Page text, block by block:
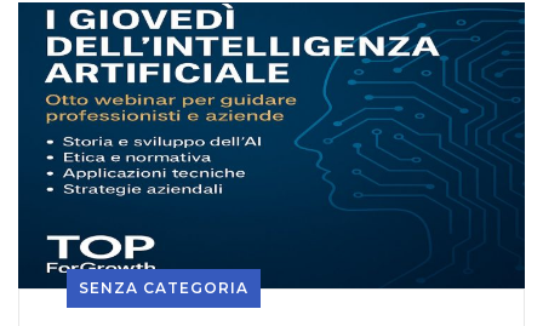
SENZA CATEGORIA